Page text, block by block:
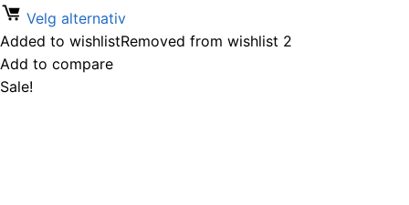
pris
var:
kr119,00.
pris
er:
Velg alternativ
Added to wishlistRemoved from wishlist 2
Add to compare
Sale!